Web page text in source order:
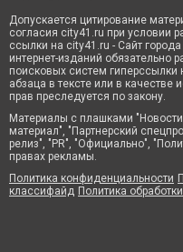
Допускается цитирование
согласия city41.ru при условии
ссылки на city41.ru - Сайт
интернет-изданий обязательно
поисковых систем гиперссылки
абзаца в тексте или в
прав преследуется по закону.
Материалы с плашками
материал", "Партнерский
релиз", "PR", "Официально",
правах рекламы.
Политика конфиденциальности
классифайд Политика